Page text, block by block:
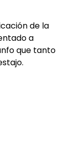
de la
a
que tanto